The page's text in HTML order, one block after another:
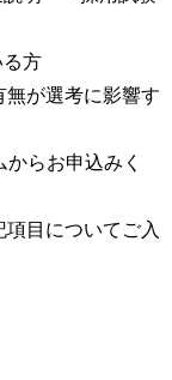
方
選考に影響す
らお申込みく
についてご入